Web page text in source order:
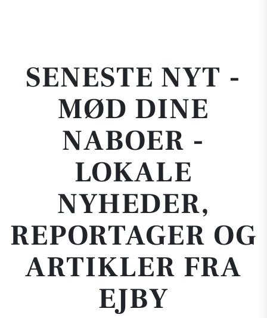
SENESTE NYT -
MØD DINE
NABOER -
LOKALE
NYHEDER,
REPORTAGER OG
ARTIKLER FRA
EJBY